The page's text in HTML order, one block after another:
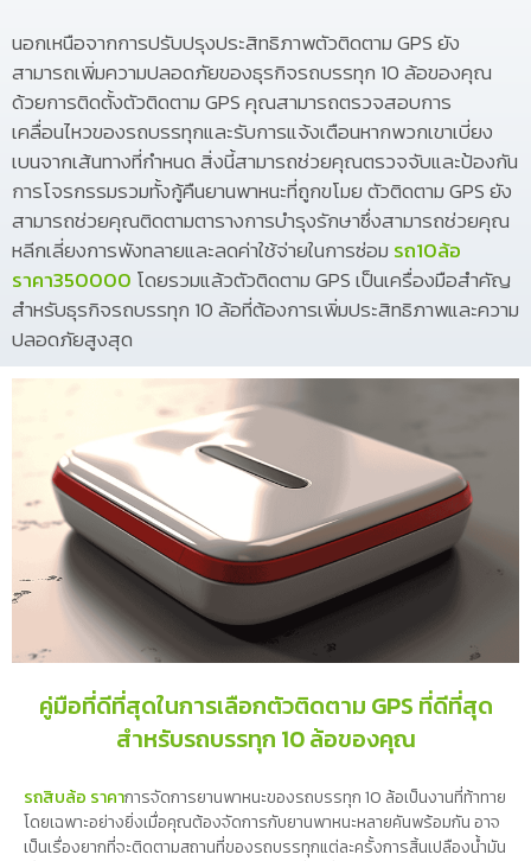
นอกเหนือจากการปรับปรุงประสิทธิภาพตัวติดตาม GPS ยัง
สามารถเพิ่มความปลอดภัยของธุรกิจรถบรรทุก 10 ล้อของคุณ
ด้วยการติดตั้งตัวติดตาม GPS คุณสามารถตรวจสอบการ
เคลื่อนไหวของรถบรรทุกและรับการแจ้งเตือนหากพวกเขาเบี่ยง
เบนจากเส้นทางที่กำหนด สิ่งนี้สามารถช่วยคุณตรวจจับและป้องกัน
การโจรกรรมรวมทั้งกู้คืนยานพาหนะที่ถูกขโมย ตัวติดตาม GPS ยัง
สามารถช่วยคุณติดตามตารางการบำรุงรักษาซึ่งสามารถช่วยคุณ
หลีกเลี่ยงการพังทลายและลดค่าใช้จ่ายในการซ่อม รถ10ล้อ
ราคา350000 โดยรวมแล้วตัวติดตาม GPS เป็นเครื่องมือสำคัญ
สำหรับธุรกิจรถบรรทุก 10 ล้อที่ต้องการเพิ่มประสิทธิภาพและความ
ปลอดภัยสูงสุด
คู่มือที่ดีที่สุดในการเลือกตัวติดตาม GPS ที่ดีที่สุด
สำหรับรถบรรทุก 10 ล้อของคุณ
รถสิบล้อ ราคาการจัดการยานพาหนะของรถบรรทุก 10 ล้อเป็นงานที่ท้าทาย
โดยเฉพาะอย่างยิ่งเมื่อคุณต้องจัดการกับยานพาหนะหลายคันพร้อมกัน อาจ
เป็นเรื่องยากที่จะติดตามสถานที่ของรถบรรทุกแต่ละครั้งการสิ้นเปลืองน้ำมัน